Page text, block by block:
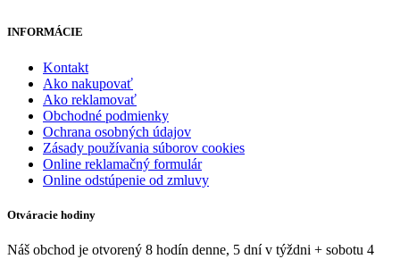
INFORMÁCIE
Kontakt
Ako nakupovať
Ako reklamovať
Obchodné podmienky
Ochrana osobných údajov
Zásady používania súborov cookies
Online reklamačný formulár
Online odstúpenie od zmluvy
Otváracie hodiny
Náš obchod je otvorený 8 hodín denne, 5 dní v týždni + sobotu 4